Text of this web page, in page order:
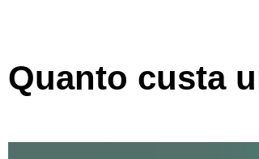
Quanto custa